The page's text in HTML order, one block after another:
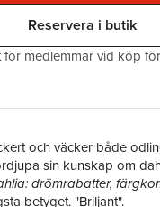
Reservera i butik
för medlemmar vid köp
och väcker både
sin kunskap om
drömrabatter,
betyget. "Briljant".